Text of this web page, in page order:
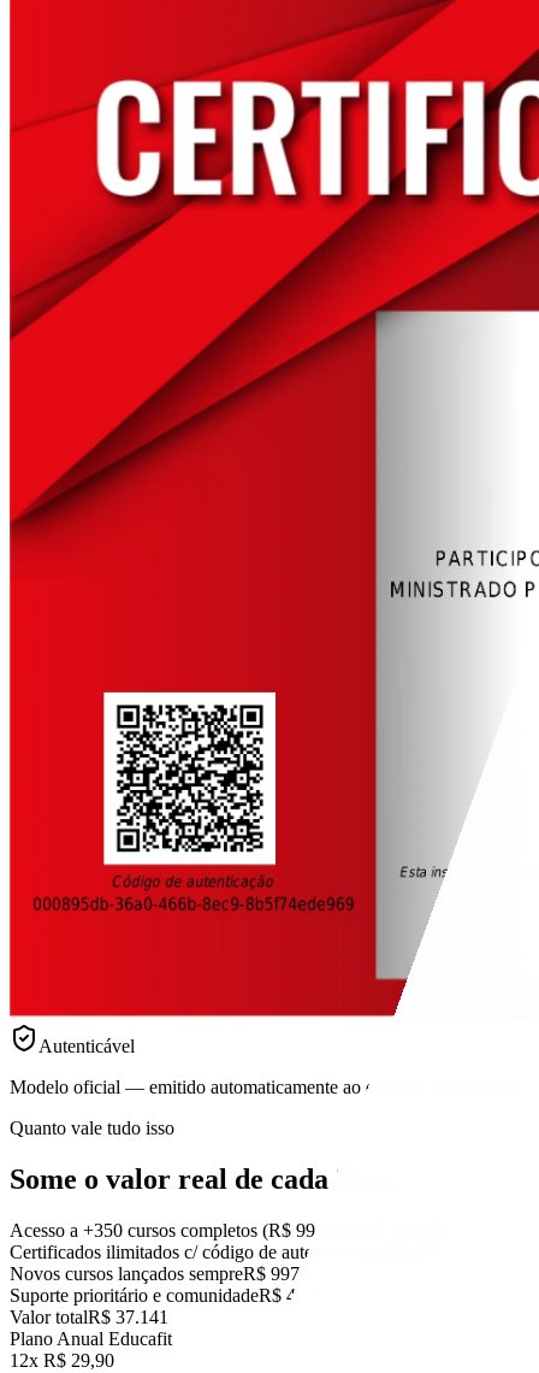
Autenticável
Modelo oficial — emitido automaticamente ao concluir cada curso.
Quanto vale tudo isso
Some o valor real de cada item.
Acesso a +350 cursos completos (R$ 99 cada)
Certificados ilimitados c/ código de autenticidade
Novos cursos lançados sempreR$ 997
Suporte prioritário e comunidadeR$ 497
Valor totalR$ 37.141
Plano Anual Educafit
12x R$ 29,90